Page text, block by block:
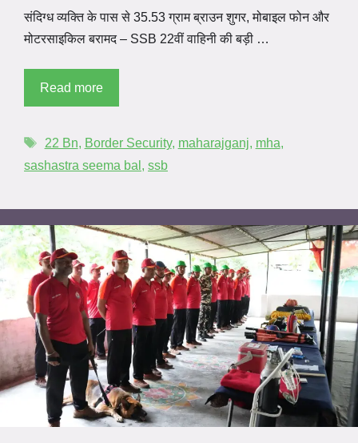
संदिग्ध व्यक्ति के पास से 35.53 ग्राम ब्राउन शुगर, मोबाइल फोन और
मोटरसाइकिल बरामद – SSB 22वीं वाहिनी की बड़ी …
Read more
22 Bn, Border Security, maharajganj, mha,
sashastra seema bal , ssb